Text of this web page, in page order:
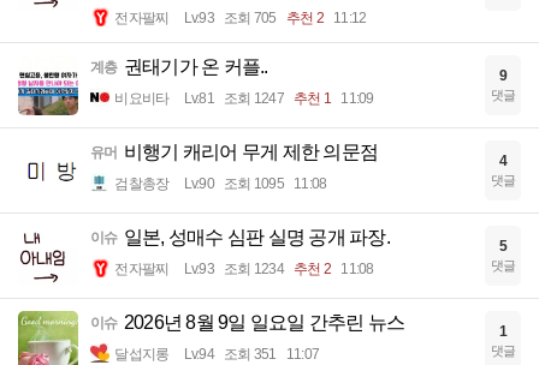
전자팔찌 Lv.93 조회 705 추천 2 11:12
계층 권태기가 온 커플..
비요비타 Lv.81 조회 1247 추천 1 11:09
9
댓글
유머 비행기 캐리어 무게 제한 의문점
검찰총장 Lv.90 조회 1095 11:08
4
댓글
이슈 일본, 성매수 심판 실명 공개 파장.
전자팔찌 Lv.93 조회 1234 추천 2 11:08
5
댓글
이슈 2026년 8월 9일 일요일 간추린 뉴스
달섭지롱 Lv.94 조회 351 11:07
1
댓글